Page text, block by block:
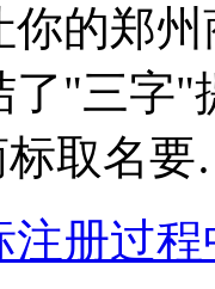
你的郑
了"三字"
标取名
注册过